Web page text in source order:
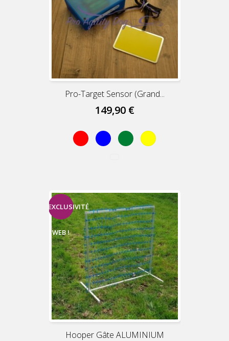
Pro-Target Sensor (grand...
149,90 €
Rouge Bleu Vert Jaune
EXCLUSIVITÉ
WEB !
Hooper Gâte ALUMINIUM